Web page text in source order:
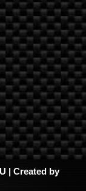
| Created by